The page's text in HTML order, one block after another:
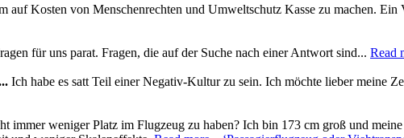
auf Kosten von Menschenrechten und Umweltschutz Kasse zu machen.
für uns parat. Fragen, die auf der Suche nach einer Antwort sind... Read
Ich habe es satt Teil einer Negativ-Kultur zu sein. Ich möchte lieber meine
immer weniger Platz im Flugzeug zu haben? Ich bin 173 cm groß und